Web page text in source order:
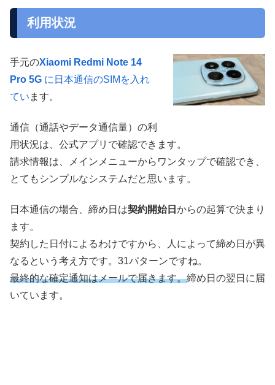
利用状況
手元のXiaomi Redmi Note 14
Pro 5G に日本通信のSIMを入れ
てい ます。
通信（通話やデータ通信量）の利
用状況は、公式アプリで確認できます。
請求情報は、メインメニューからワンタップで確認でき、
とてもシンプルなシステムだと思います。
日本通信の場合、締め日は契約開始日 からの起算で決まり
ます。
契約した日付によるわけですから、人によって締め日が異
なるという考え方です。31パターンですね。
最終的な確定通知はメールで届きます。締め日の翌日に届
いています。